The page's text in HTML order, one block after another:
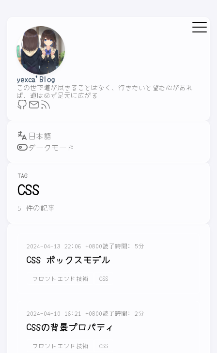
yexca'Blog
この世で道が尽きることはなく、行きたいと望む心があれ
ば、道は必ず足元に広がる
ダークモード
TAG
CSS
5 件の記事
2024-04-13 22:06 +0800読了時間: 5分
CSS ボックスモデル
フロントエンド技術 CSS
2024-04-10 16:21 +0800読了時間: 2分
CSSの背景プロパティ
フロントエンド技術 CSS